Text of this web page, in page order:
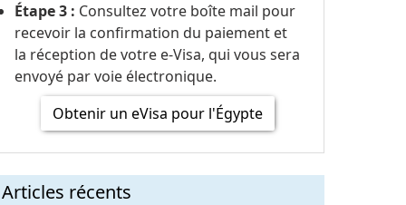
Étape 3 : Consultez votre boîte mail pour
recevoir la confirmation du paiement et
la réception de votre e-Visa, qui vous sera
envoyé par voie électronique.
Obtenir un eVisa pour l'Égypte
Articles récents